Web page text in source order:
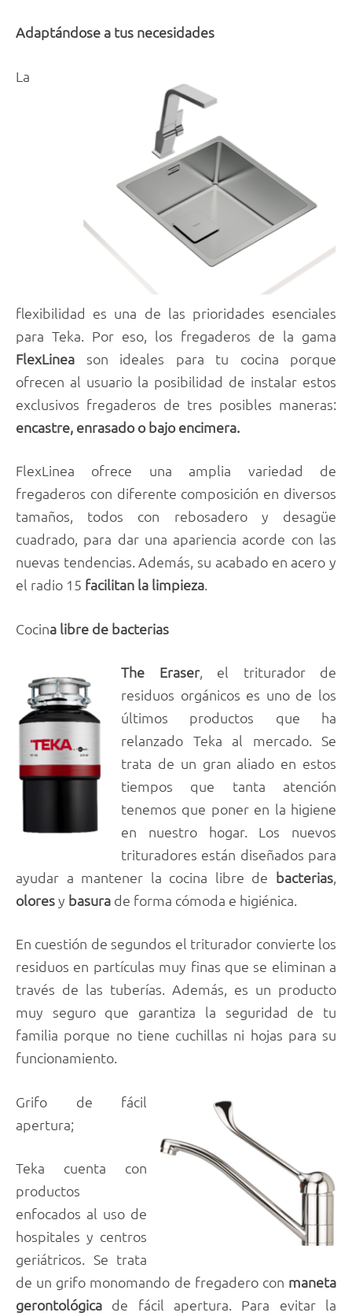
Adaptándose a tus necesidades
La
flexibilidad es una de las prioridades esenciales
para Teka. Por eso, los fregaderos de la gama
FlexLinea son ideales para tu cocina porque
ofrecen al usuario la posibilidad de instalar estos
exclusivos fregaderos de tres posibles maneras:
encastre, enrasado o bajo encimera.
FlexLinea ofrece una amplia variedad de
fregaderos con diferente composición en diversos
tamaños, todos con rebosadero y desagüe
cuadrado, para dar una apariencia acorde con las
nuevas tendencias. Además, su acabado en acero y
el radio 15 facilitan la limpieza.
Cocina libre de bacterias
The Eraser, el triturador de
residuos orgánicos es uno de los
últimos productos que ha
relanzado Teka al mercado. Se
trata de un gran aliado en estos
tiempos que tanta atención
tenemos que poner en la higiene
en nuestro hogar. Los nuevos
trituradores están diseñados para
ayudar a mantener la cocina libre de bacterias,
oloresy basura de forma cómoda e higiénica.
En cuestión de segundos el triturador convierte los
residuos en partículas muy finas que se eliminan a
través de las tuberías. Además, es un producto
muy seguro que garantiza la seguridad de tu
familia porque no tiene cuchillas ni hojas para su
funcionamiento.
Grifo de fácil
apertura;
Teka cuenta con
productos
enfocados al uso de
hospitales y centros
geriátricos. Se trata
de un grifo monomando de fregadero con maneta
gerontológica de fácil apertura. Para evitar la